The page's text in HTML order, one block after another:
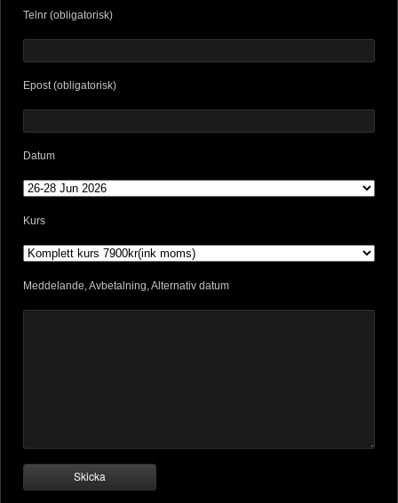
Telnr (obligatorisk)
Epost (obligatorisk)
Datum
Kurs
Meddelande, Avbetalning, Alternativ datum